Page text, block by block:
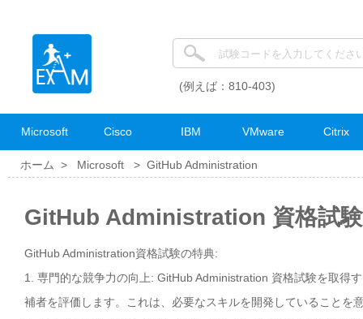
(例えば：810-403)
Microsoft Cisco IBM VMware Citrix
ホーム > Microsoft > GitHub Administration
GitHub Administration 資格試
GitHub Administration資格試験の特典:
1. 専門的な競争力の向上: GitHub Administration 資格試験を取得
補者を評価します。これは、必要なスキルを開発していることを